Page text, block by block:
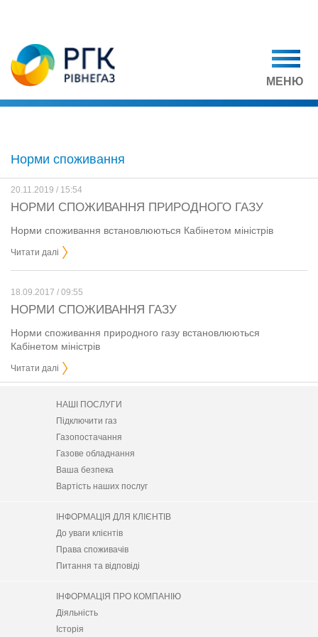
МЕНЮ
Норми споживання
20.11.2019 / 15:54
НОРМИ СПОЖИВАННЯ ПРИРОДНОГО ГАЗУ
Норми споживання встановлюються Кабінетом міністрів
Читати далі
18.09.2017 / 09:55
НОРМИ СПОЖИВАННЯ ГАЗУ
Норми споживання природного газу встановлюються
Кабінетом міністрів
Читати далі
НАШІ ПОСЛУГИ
Підключити газ
Газопостачання
Газове обладнання
Ваша безпека
Вартість наших послуг
ІНФОРМАЦІЯ ДЛЯ КЛІЄНТІВ
До уваги клієнтів
Права споживачів
Питання та відповіді
ІНФОРМАЦІЯ ПРО КОМПАНІЮ
Діяльність
Історія